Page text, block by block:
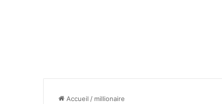
Accueil / millionaire